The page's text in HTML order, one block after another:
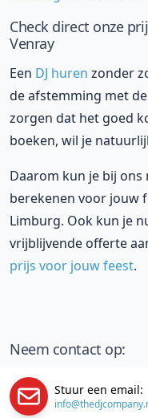
Check direct onze
Venray
Een DJ huren zonder
de afstemming met
zorgen dat het goed
boeken, wil je
Daarom kun je bij
berekenen voor jouw
Limburg. Ook kun je
vrijblijvende offerte
prijs voor jouw feest.
Neem contact op:
Stuur een email: